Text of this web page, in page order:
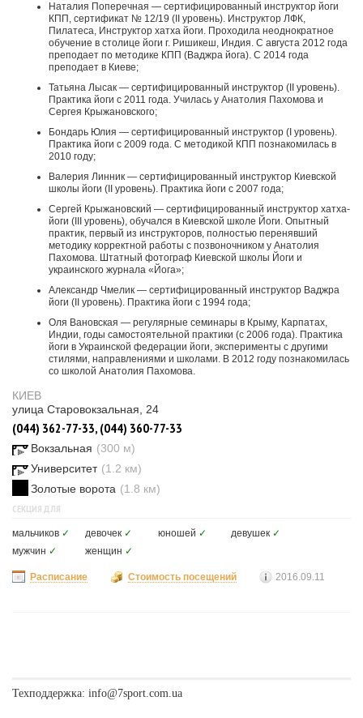
Наталия Поперечная — сертифицированный инструктор йоги
КПП, сертификат № 12/19 (II уровень). Инструктор ЛФК,
Пилатеса, Инструктор хатха йоги. Проходила неоднократное
обучение в столице йоги г. Ришикеш, Индия. С августа 2012 года
преподает по методике КПП (Ваджра йога). C 2014 года
преподает в Киеве;
Татьяна Лысак — сертифицированный инструктор (II уровень).
Практика йоги с 2011 года. Училась у Анатолия Пахомова и
Сергея Крыжановского;
Бондарь Юлия — сертифицированный инструктор (I уровень).
Практика йоги с 2009 года. С методикой КПП познакомилась в
2010 году;
Валерия Линник — сертифицированный инструктор Киевской
школы йоги (II уровень). Практика йоги с 2007 года;
Сергей Крыжановский — сертифицированный инструктор хатха-
йоги (III уровень), обучался в Киевской школе Йоги. Опытный
практик, первый из инструкторов, полностью перенявший
методику корректной работы с позвоночником у Анатолия
Пахомова. Штатный фотограф Киевской школы Йоги и
украинского журнала «Йога»;
Александр Чмелик — сертифицированный инструктор Ваджра
йоги (II уровень). Практика йоги с 1994 года;
Оля Вановская — регулярные семинары в Крыму, Карпатах,
Индии, годы самостоятельной практики (с 2006 года). Практика
йоги в Украинской федерации йоги, эксперименты с другими
стилями, направлениями и школами. В 2012 году познакомилась
со школой Анатолия Пахомова.
КИЕВ
улица Старовокзальная, 24
(044) 362-77-33, (044) 360-77-33
Вокзальная (300 м)
Университет (1.2 км)
Золотые ворота (1.8 км)
СЕКЦИЯ ДЛЯ
мальчиков ✓ девочек ✓ юношей ✓ девушек ✓
мужчин ✓ женщин ✓
Расписание Стоимость посещений 2016.09.11
Техподдержка: info@7sport.com.ua